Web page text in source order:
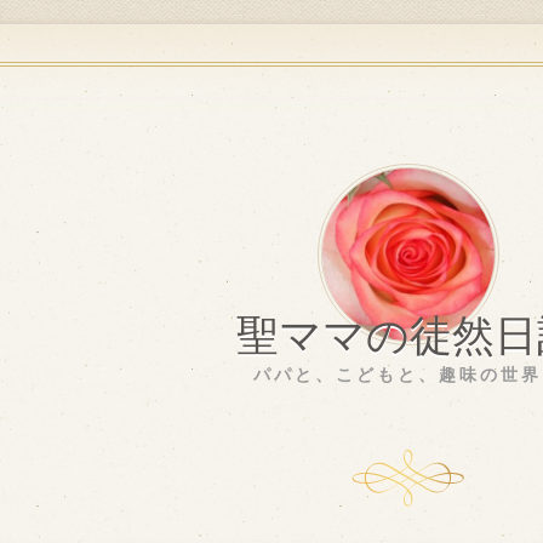
聖ママの徒然
パパと、こどもと、趣味の世